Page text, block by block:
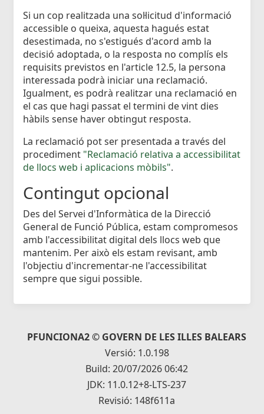
Si un cop realitzada una sol·licitud d'informació
accessible o queixa, aquesta hagués estat
desestimada, no s'estigués d'acord amb la
decisió adoptada, o la resposta no complís els
requisits previstos en l'article 12.5, la persona
interessada podrà iniciar una reclamació.
Igualment, es podrà realitzar una reclamació en
el cas que hagi passat el termini de vint dies
hàbils sense haver obtingut resposta.
La reclamació pot ser presentada a través del
procediment "Reclamació relativa a accessibilitat
de llocs web i aplicacions mòbils".
Contingut opcional
Des del Servei d'Informàtica de la Direcció
General de Funció Pública, estam compromesos
amb l'accessibilitat digital dels llocs web que
mantenim. Per això els estam revisant, amb
l'objectiu d'incrementar-ne l'accessibilitat
sempre que sigui possible.
PFUNCIONA2 © GOVERN DE LES ILLES BALEARS
Versió: 1.0.198
Build: 20/07/2026 06:42
JDK: 11.0.12+8-LTS-237
Revisió: 148f611a